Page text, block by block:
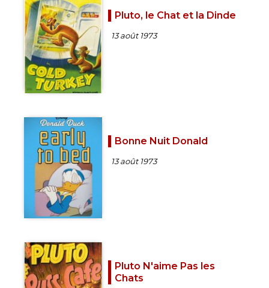
Pluto, le Chat et la Dinde
13 août 1973
Bonne Nuit Donald
13 août 1973
Pluto N'aime Pas les
Chats